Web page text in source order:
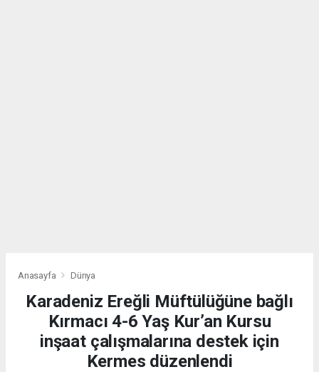
Anasayfa Dünya
Karadeniz Ereğli Müftülüğüne bağlı
Kırmacı 4-6 Yaş Kur’an Kursu
inşaat çalışmalarına destek için
Kermes düzenlendi